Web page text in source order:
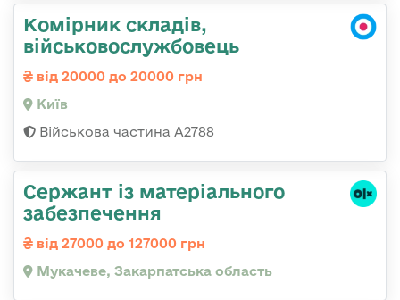
Комірник складів,
військовослужбовець
від 20000 до 20000 грн
Київ
Військова частина А2788
Сержант із матеріального
забезпечення
від 27000 до 127000 грн
Мукачеве, Закарпатська область